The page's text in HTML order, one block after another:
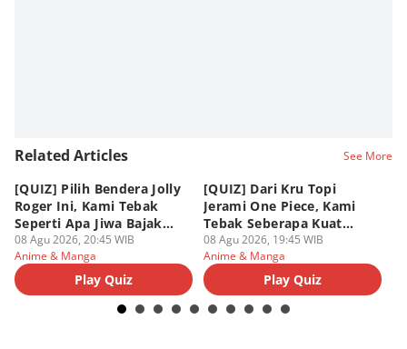
Related Articles See More
[QUIZ] Pilih Bendera Jolly
Roger Ini, Kami Tebak
Seperti Apa Jiwa Bajak
Laut Dalam Dirimu
08 Agu 2026, 20:45 WIB
Anime & Manga
Play Quiz
[QUIZ] Dari Kru Topi
Jerami One Piece, Kami
Tebak Seberapa Kuat
Mentalmu
08 Agu 2026, 19:45 WIB
Anime & Manga
Play Quiz